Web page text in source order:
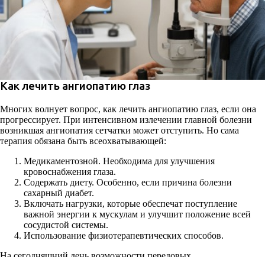
Как лечить ангиопатию глаз
Многих волнует вопрос, как лечить ангиопатию глаз, если она
прогрессирует. При интенсивном излечении главной болезни
возникшая ангиопатия сетчатки может отступить. Но сама
терапия обязана быть всеохватывающей:
Медикаментозной. Необходима для улучшения
кровоснабжения глаза.
Содержать диету. Особенно, если причина болезни
сахарный диабет.
Включать нагрузки, которые обеспечат поступление
важной энергии к мускулам и улучшит положение всей
сосудистой системы.
Использование физиотерапевтических способов.